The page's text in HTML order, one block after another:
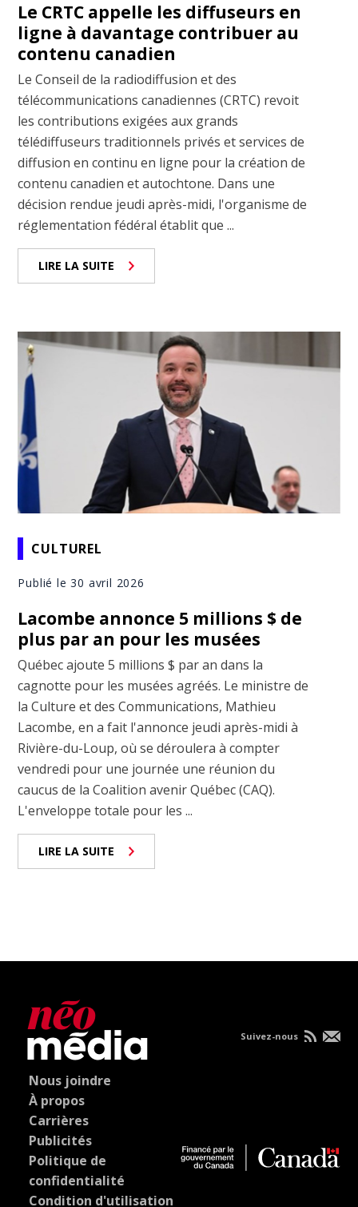
Le CRTC appelle les diffuseurs en
ligne à davantage contribuer au
contenu canadien
Le Conseil de la radiodiffusion et des
télécommunications canadiennes (CRTC) revoit
les contributions exigées aux grands
télédiffuseurs traditionnels privés et services de
diffusion en continu en ligne pour la création de
contenu canadien et autochtone. Dans une
décision rendue jeudi après-midi, l'organisme de
réglementation fédéral établit que ...
LIRE LA SUITE
CULTUREL
Publié le 30 avril 2026
Lacombe annonce 5 millions $ de
plus par an pour les musées
Québec ajoute 5 millions $ par an dans la
cagnotte pour les musées agréés. Le ministre de
la Culture et des Communications, Mathieu
Lacombe, en a fait l'annonce jeudi après-midi à
Rivière-du-Loup, où se déroulera à compter
vendredi pour une journée une réunion du
caucus de la Coalition avenir Québec (CAQ).
L'enveloppe totale pour les ...
LIRE LA SUITE
Nous joindre
À propos
Carrières
Publicités
Politique de
confidentialité
Condition d'utilisation
Suivez-nous